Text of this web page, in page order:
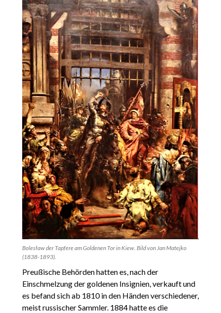
Bolesław der Tapfere am Goldenen Tor in Kiew. Bild von Jan Matejko
(1838-1893).
Preußische Behörden hatten es, nach der
Einschmelzung der goldenen Insignien, verkauft und
es befand sich ab 1810 in den Händen verschiedener,
meist russischer Sammler. 1884 hatte es die